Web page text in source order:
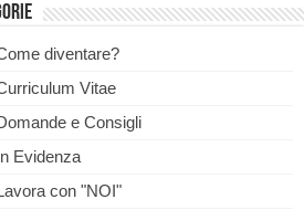
diventare?
Vitae
e Consigli
Evidenza
con "NOI"